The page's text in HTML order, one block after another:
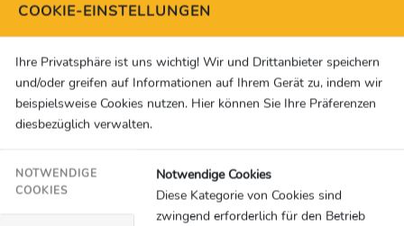
markus.rothermel@porsche.de
Social Media & Links
COOKIE-EINSTELLUNGEN
Ihre Privatsphäre ist uns wichtig! Wir und Drittanbieter speichern
und/oder greifen auf Informationen auf Ihrem Gerät zu, indem wir
beispielsweise Cookies nutzen. Hier können Sie Ihre Präferenzen
diesbezüglich verwalten.
NOTWENDIGE
COOKIES
Notwendige Cookies
Diese Kategorie von Cookies sind
zwingend erforderlich für den Betrieb